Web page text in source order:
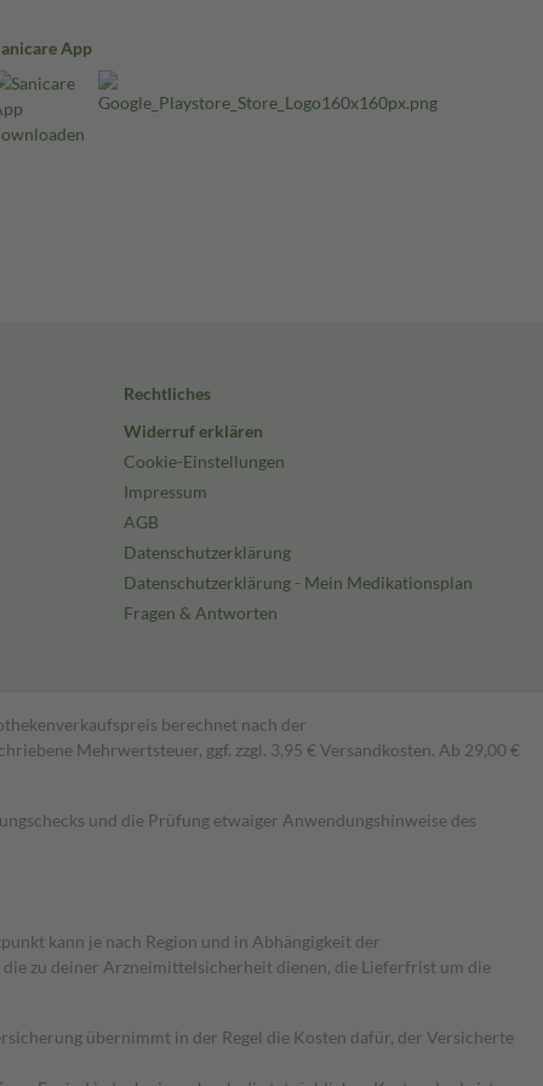
App
Rechtliches
Widerruf erklären
Cookie-Einstellungen
Impressum
AGB
Datenschutzerklärung
Datenschutzerklärung - Mein Medikationsplan
Fragen & Antworten
berechnet nach der
Mehrwertsteuer, ggf. zzgl. 3,95 € Versandkosten. Ab 29,00 €
und die Prüfung etwaiger Anwendungshinweise des
kann je nach Region und in Abhängigkeit der
zu deiner Arzneimittelsicherheit dienen, die Lieferfrist um die
übernimmt in der Regel die Kosten dafür, der Versicherte